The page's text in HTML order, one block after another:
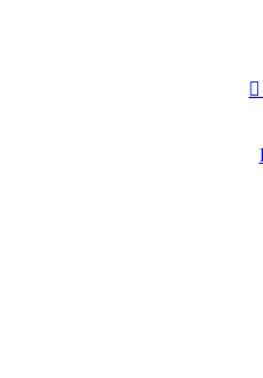
